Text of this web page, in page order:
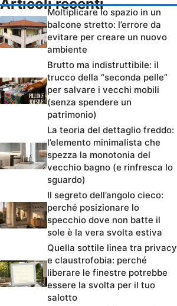
Articoli recenti
Moltiplicare lo spazio in un
balcone stretto: l’errore da
evitare per creare un nuovo
ambiente
Brutto ma indistruttibile: il
trucco della “seconda pelle”
per salvare i vecchi mobili
(senza spendere un
patrimonio)
La teoria del dettaglio freddo:
l’elemento minimalista che
spezza la monotonia del
vecchio bagno (e rinfresca lo
sguardo)
Il segreto dell’angolo cieco:
perché posizionare lo
specchio dove non batte il
sole è la vera svolta estiva
Quella sottile linea tra privacy
e claustrofobia: perché
liberare le finestre potrebbe
essere la svolta per il tuo
salotto